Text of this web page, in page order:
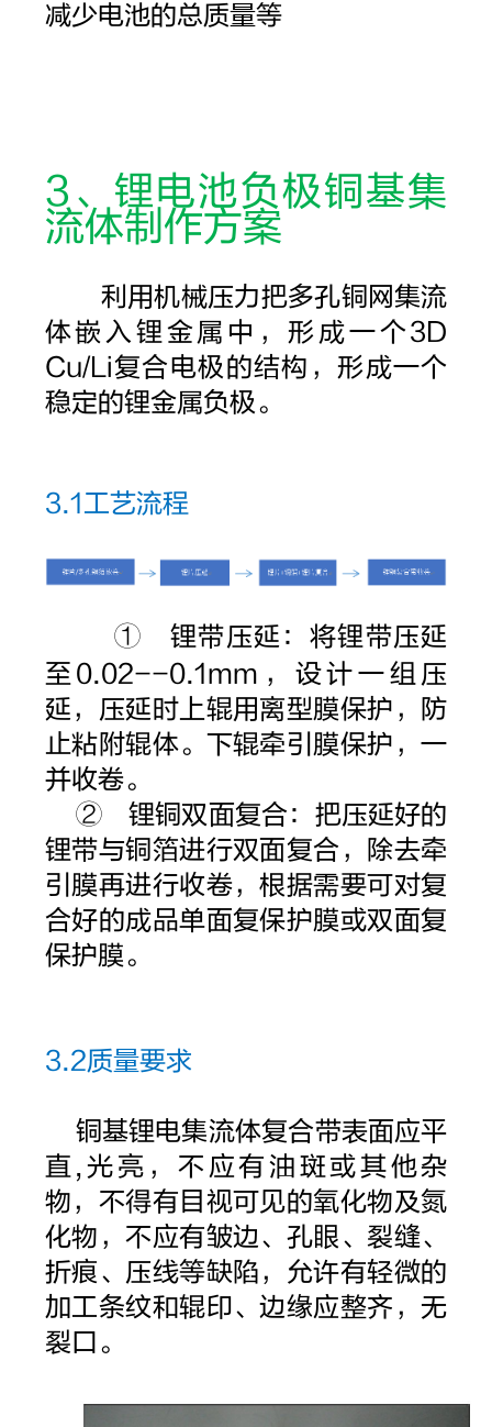
减少电池的总质量等
3、锂电池负极铜基集
流体制作方案
利用机械压力把多孔铜网集流
体嵌入锂金属中，形成一个3D
Cu/Li复合电极的结构，形成一个
稳定的锂金属负极。
3.1工艺流程
① 锂带压延：将锂带压延
至0.02--0.1mm，设计一组压
延，压延时上辊用离型膜保护，防
止粘附辊体。下辊牵引膜保护，一
并收卷。
② 锂铜双面复合：把压延好的
锂带与铜箔进行双面复合，除去牵
引膜再进行收卷，根据需要可对复
合好的成品单面复保护膜或双面复
保护膜。
3.2质量要求
铜基锂电集流体复合带表面应平
直,光亮，不应有油斑或其他杂
物，不得有目视可见的氧化物及氮
化物，不应有皱边、孔眼、裂缝、
折痕、压线等缺陷，允许有轻微的
加工条纹和辊印、边缘应整齐，无
裂口。